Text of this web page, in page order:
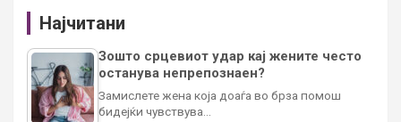
Најчитани
Зошто срцевиот удар кај жените често
останува непрепознаен?
Замислете жена која доаѓа во брза помош
бидејќи чувствува…